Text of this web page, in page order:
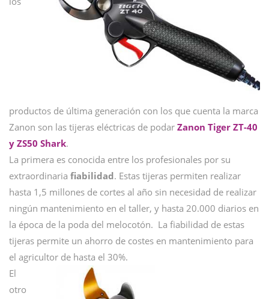
productos de última generación con los que cuenta la marca
Zanon son las tijeras eléctricas de podar Zanon Tiger ZT-40
y ZS50 Shark.
La primera es conocida entre los profesionales por su
extraordinaria fiabilidad. Estas tijeras permiten realizar
hasta 1,5 millones de cortes al año sin necesidad de realizar
ningún mantenimiento en el taller, y hasta 20.000 diarios en
la época de la poda del melocotón. La fiabilidad de estas
tijeras permite un ahorro de costes en mantenimiento para
el agricultor de hasta el 30%.
El
otro